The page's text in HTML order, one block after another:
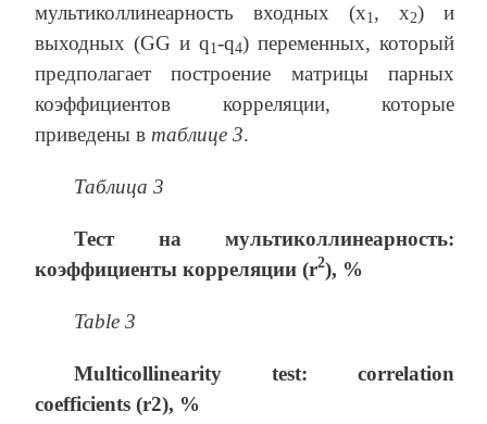
мультиколлинеарность входных (x1, x2) и
выходных (GG и q1-q4) переменных, который
предполагает построение матрицы парных
коэффициентов корреляции, которые
приведены в таблице 3.
Таблица 3
Тест на мультиколлинеарность:
коэффициенты корреляции (r2), %
Table 3
Multicollinearity test: correlation
coefficients (r2), %